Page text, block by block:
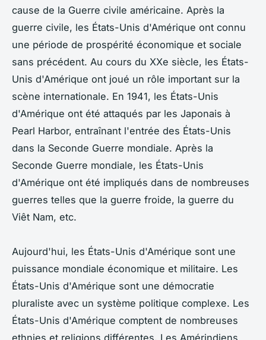
cause de la Guerre civile américaine. Après la
guerre civile, les États-Unis d'Amérique ont connu
une période de prospérité économique et sociale
sans précédent. Au cours du XXe siècle, les États-
Unis d'Amérique ont joué un rôle important sur la
scène internationale. En 1941, les États-Unis
d'Amérique ont été attaqués par les Japonais à
Pearl Harbor, entraînant l'entrée des États-Unis
dans la Seconde Guerre mondiale. Après la
Seconde Guerre mondiale, les États-Unis
d'Amérique ont été impliqués dans de nombreuses
guerres telles que la guerre froide, la guerre du
Viêt Nam, etc.
Aujourd'hui, les États-Unis d'Amérique sont une
puissance mondiale économique et militaire. Les
États-Unis d'Amérique sont une démocratie
pluraliste avec un système politique complexe. Les
États-Unis d'Amérique comptent de nombreuses